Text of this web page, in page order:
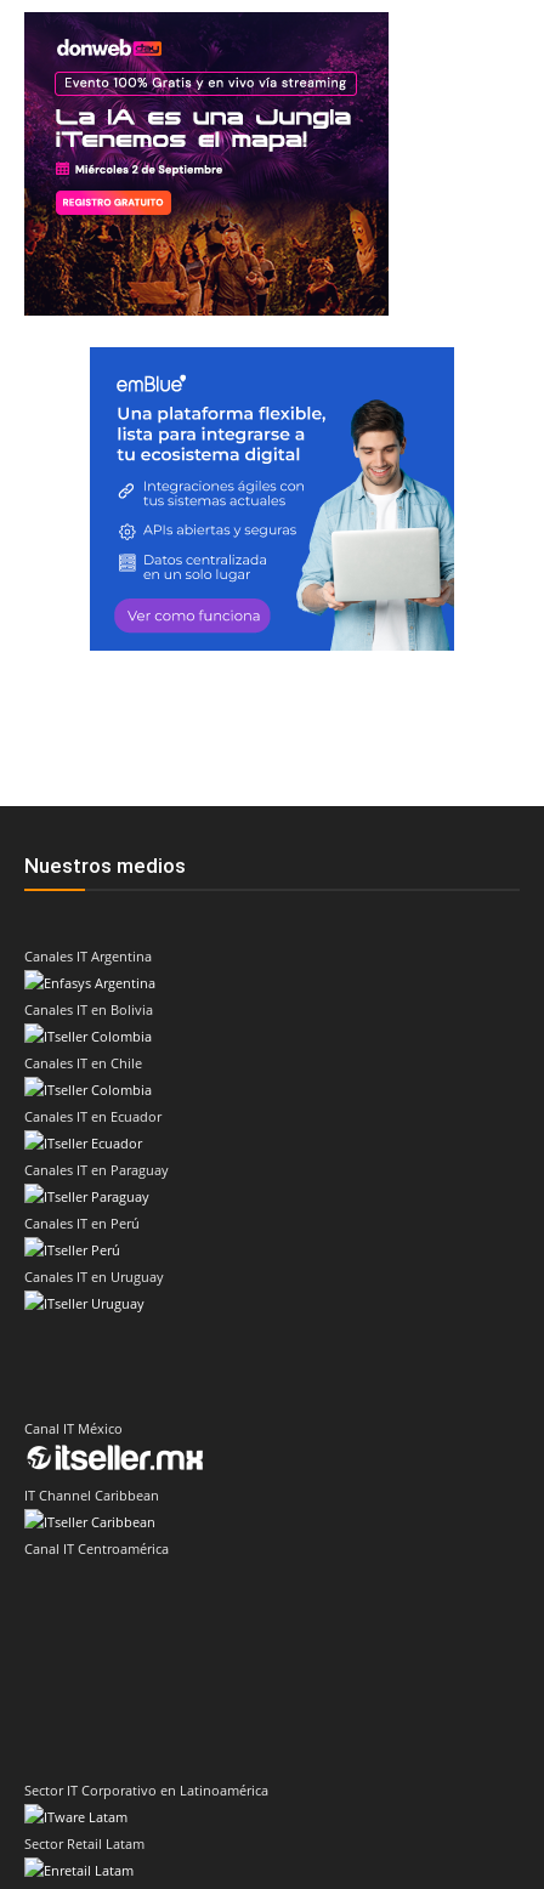
Nuestros medios
Canales IT Argentina
Canales IT en Bolivia
Canales IT en Chile
Canales IT en Ecuador
Canales IT en Paraguay
Canales IT en Perú
Canales IT en Uruguay
Canal IT México
IT Channel Caribbean
Canal IT Centroamérica
Sector IT Corporativo en Latinoamérica
Sector Retail Latam